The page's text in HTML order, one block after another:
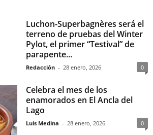
Luchon-Superbagnères será el
terreno de pruebas del Winter
Pylot, el primer “Testival” de
parapente...
Redacción - 28 enero, 2026 0
Celebra el mes de los
enamorados en El Ancla del
Lago
Luis Medina - 28 enero, 2026 0